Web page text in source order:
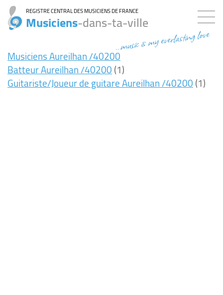
REGISTRE CENTRAL DES MUSICIENS DE FRANCE
Musiciens-dans-ta-ville
...music is my everlasting love
Musiciens Aureilhan /40200
Batteur Aureilhan /40200(1)
Guitariste/Joueur de guitare Aureilhan /40200(1)